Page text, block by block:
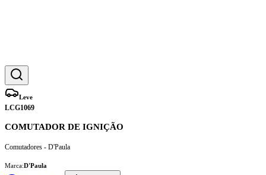
Leve
LCG1069
COMUTADOR DE IGNIÇÃO
Comutadores - D'Paula
Marca:D'Paula